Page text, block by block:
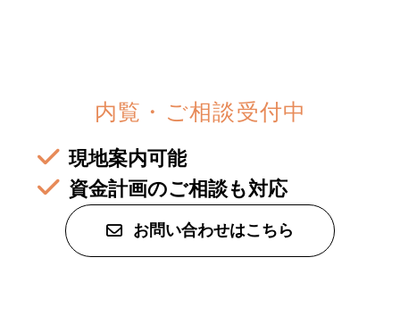
用語集
協力業者の皆様へ
本社
内覧・ご相談受付中
現地案内可能
資金計画のご相談も対応
お問い合わせはこちら